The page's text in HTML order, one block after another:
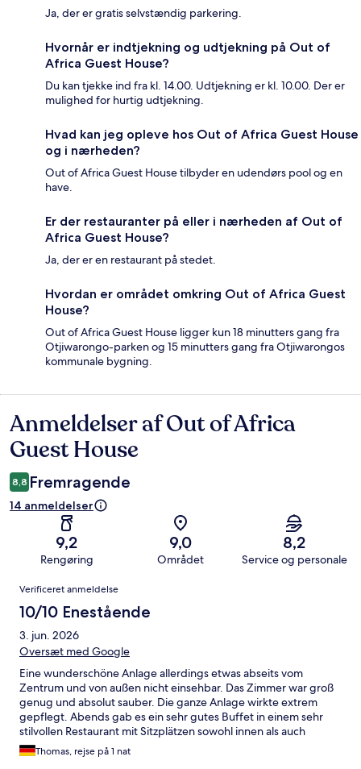
Ja, der er gratis selvstændig parkering.
Hvornår er indtjekning og udtjekning på Out of
Africa Guest House?
Du kan tjekke ind fra kl. 14.00. Udtjekning er kl. 10.00. Der er
mulighed for hurtig udtjekning.
Hvad kan jeg opleve hos Out of Africa Guest House
og i nærheden?
Out of Africa Guest House tilbyder en udendørs pool og en
have.
Er der restauranter på eller i nærheden af Out of
Africa Guest House?
Ja, der er en restaurant på stedet.
Hvordan er området omkring Out of Africa Guest
House?
Out of Africa Guest House ligger kun 18 minutters gang fra
Otjiwarongo-parken og 15 minutters gang fra Otjiwarongos
kommunale bygning.
Anmeldelser
Anmeldelser af Out of Africa
Guest House
8,8 Fremragende
14 anmeldelser
9,2
Rengøring
9,0
Området
8,2
Service og personale
Anmeldelser
Verificeret anmeldelse
10/10 Enestående
3. jun. 2026
Oversæt med Google
Eine wunderschöne Anlage allerdings etwas abseits vom
Zentrum und von außen nicht einsehbar. Das Zimmer war groß
genug und absolut sauber. Die ganze Anlage wirkte extrem
gepflegt. Abends gab es ein sehr gutes Buffet in einem sehr
stilvollen Restaurant mit Sitzplätzen sowohl innen als auch
außen. Auch das Frühstück war überaus reichhaltig. Leider
waren wir nur für eine Nacht auf der Durchreise.
Thomas, rejse på 1 nat